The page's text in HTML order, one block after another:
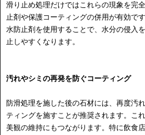
滑り止め処理だけではこれらの現象を完
止剤や保護コーティングの併用が有効で
水防止剤を使用することで、水分の侵入
止しやすくなります。
汚れやシミの再発を防ぐコーティング
防滑処理を施した後の石材には、再度汚
ティングを施すことが推奨されます。こ
美観の維持にもつながります。特に飲食